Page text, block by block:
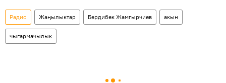
Радио Жаңылыктар Бердибек Жамгырчиев акын
чыгармачылык